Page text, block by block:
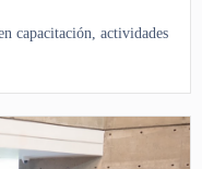
capacitación, actividades